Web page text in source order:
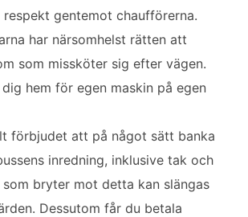
respekt gentemot chaufförerna.
har närsomhelst rätten att
som missköter sig efter vägen.
hem för egen maskin på egen
förbjudet att på något sätt banka
inredning, inklusive tak och
som bryter mot detta kan slängas
Dessutom får du betala